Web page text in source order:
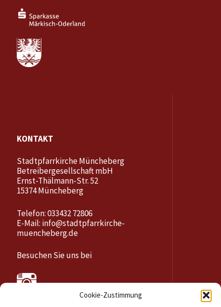
Cookie-Zustimmung
KONTAKT
Stadtpfarrkirche Müncheberg
Betreibergesellschaft mbH
Ernst-Thälmann-Str. 52
15374 Müncheberg
Telefon: 033432 72806
E-Mail: info@stadtpfarrkirche-
muencheberg.de
Besuchen Sie uns bei